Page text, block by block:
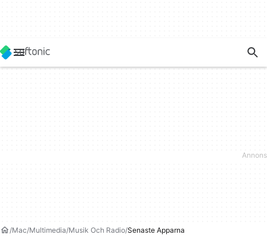
Mac Multimedia Musik Och Radio Senaste Apparna